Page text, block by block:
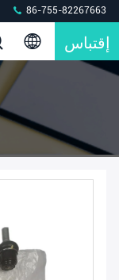
86-755-82267663
إقتباس